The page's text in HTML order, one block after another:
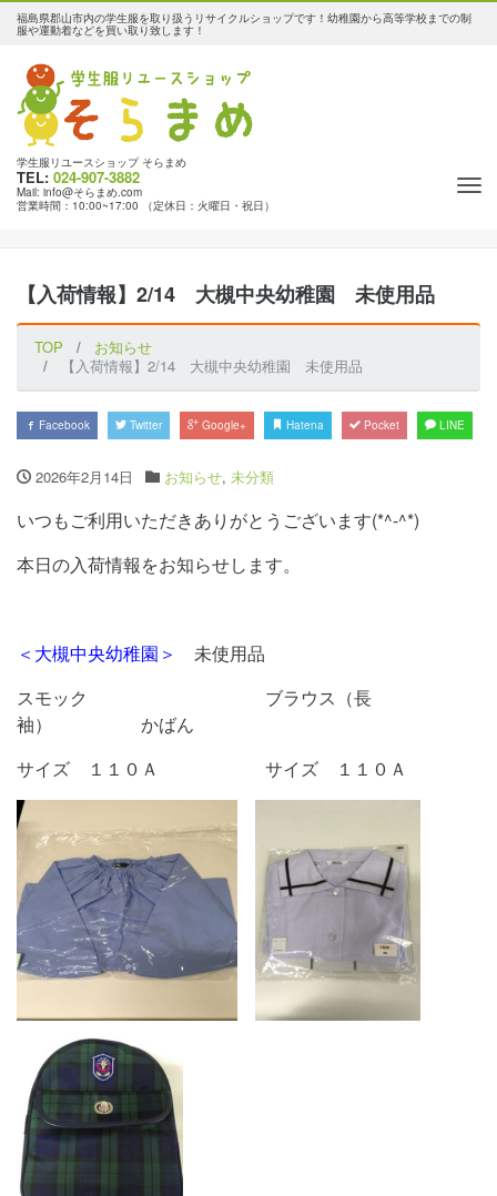
福島県郡山市内の学生服を取り扱うリサイクルショップです！幼稚園から高等学校までの制
服や運動着などを買い取り致します！
学生服リユースショップ そらまめ
TEL: 024-907-3882
Mail: info@そらまめ.com
営業時間：10:00~17:00 （定休日：火曜日・祝日）
【入荷情報】2/14 大槻中央幼稚園 未使用品
TOP
お知らせ
【入荷情報】2/14 大槻中央幼稚園 未使用品
Facebook Twitter Google+ Hatena Pocket LINE
2026年2月14日 お知らせ, 未分類
いつもご利用いただきありがとうございます(*^-^*)
本日の入荷情報をお知らせします。
＜大槻中央幼稚園＞
未使用品
スモック ブラウス（長
袖） かばん
サイズ １１０Ａ サイズ １１０Ａ